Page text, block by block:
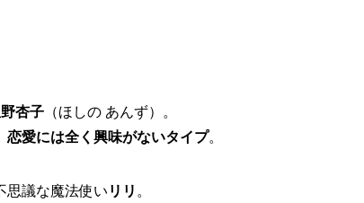
杏子 （ほしの あんず）。
恋愛には全く興味がないタイプ。
思議な魔法使い リリ 。